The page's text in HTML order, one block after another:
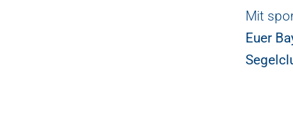
Mit
Euer